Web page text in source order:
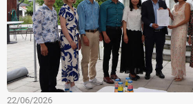
22/06/2026